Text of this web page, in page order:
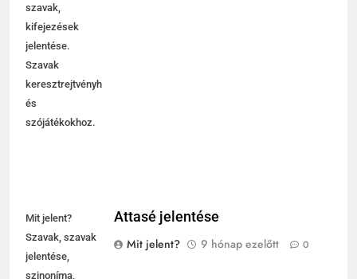
szavak,
kifejezések
jelentése.
Szavak
keresztrejtvényhez
és
szójátékokhoz.
Mit jelent?
Szavak, szavak
jelentése,
szinoníma,
Attasé jelentése
Mit jelent?
9 hónap ezelőtt 0